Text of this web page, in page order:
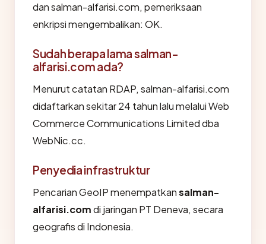
dan salman-alfarisi.com, pemeriksaan
enkripsi mengembalikan: OK.
Sudah berapa lama salman-
alfarisi.com ada?
Menurut catatan RDAP, salman-alfarisi.com
didaftarkan sekitar 24 tahun lalu melalui Web
Commerce Communications Limited dba
WebNic.cc.
Penyedia infrastruktur
Pencarian GeoIP menempatkansalman-
alfarisi.comdi jaringan PT Deneva, secara
geografis di Indonesia.